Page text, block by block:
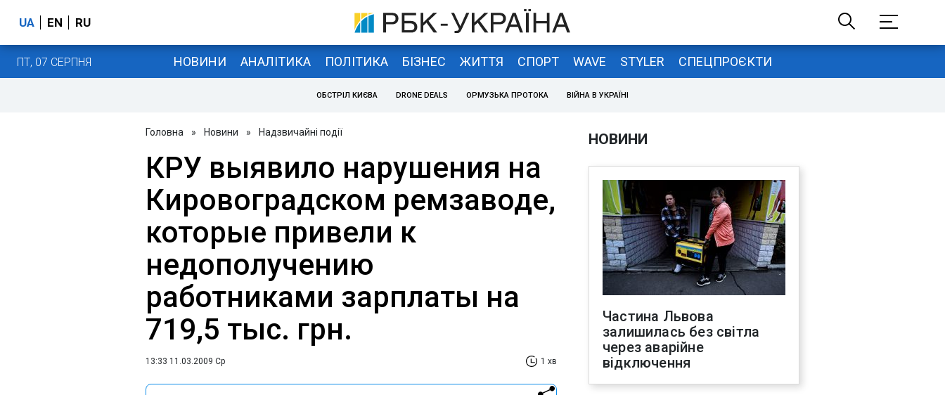
UA EN RU
ПТ, 07 СЕРПНЯ НОВИНИ АНАЛІТИКА ПОЛІТИКА БІЗНЕС ЖИТТЯ СПОРТ WAVE STYLER СПЕЦПРОЄКТИ
ОБСТРІЛ КИЄВА DRONE DEALS ОРМУЗЬКА ПРОТОКА ВІЙНА В УКРАЇНІ
Головна » Новини » Надзвичайні події
КРУ выявило нарушения на
Кировоградском ремзаводе,
которые привели к
недополучению
работниками зарплаты на
719,5 тыс. грн.
13:33 11.03.2009 Ср 1 хв
НОВИНИ
Частина Львова
залишилась без світла
через аварійне
відключення